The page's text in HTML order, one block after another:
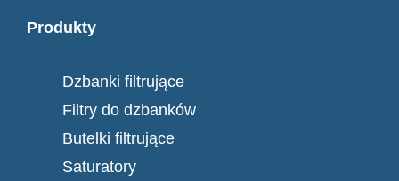
Produkty
Dzbanki filtrujące
Filtry do dzbanków
Butelki filtrujące
Saturatory